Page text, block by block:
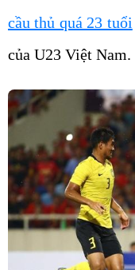
cầu thủ quá 23 tuổi
của U23 Việt Nam.